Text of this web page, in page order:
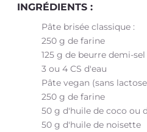
INGRÉDIENTS :
Pâte brisée classique :
250 g de farine
125 g de beurre demi-sel
3 ou 4 CS d'eau
Pâte vegan (sans
250 g de farine
50 g d'huile de coco ou
50 g d'huile de noisette